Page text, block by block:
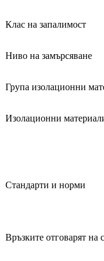
Клас на запалимост
Ниво на замърсяване
Група изолационни
Изолационни
Стандарти и норми
Връзките отговарят на